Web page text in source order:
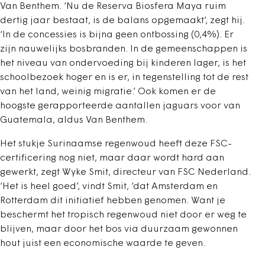
Van Benthem. ‘Nu de Reserva Biosfera Maya ruim
dertig jaar bestaat, is de balans opgemaakt’, zegt hij.
‘In de concessies is bijna geen ontbossing (0,4%). Er
zijn nauwelijks bosbranden. In de gemeenschappen is
het niveau van ondervoeding bij kinderen lager, is het
schoolbezoek hoger en is er, in tegenstelling tot de rest
van het land, weinig migratie.’ Ook komen er de
hoogste gerapporteerde aantallen jaguars voor van
Guatemala, aldus Van Benthem.
Het stukje Surinaamse regenwoud heeft deze FSC-
certificering nog niet, maar daar wordt hard aan
gewerkt, zegt Wyke Smit, directeur van FSC Nederland.
‘Het is heel goed’, vindt Smit, ‘dat Amsterdam en
Rotterdam dit initiatief hebben genomen. Want je
beschermt het tropisch regenwoud niet door er weg te
blijven, maar door het bos via duurzaam gewonnen
hout juist een economische waarde te geven.